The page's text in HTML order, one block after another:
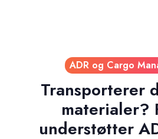
ADR og Cargo
Transporterer
materialer?
understøtter